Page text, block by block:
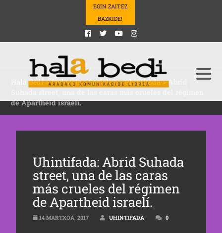
EGIN ZAITEZ
BAZKIDE!
Hala Bedi>Podcasts>Sozialak>uhintifada>Abrid
de Apartheid israelí.
Uhintifada: Abrid Suhada
street, una de las caras
más crueles del régimen
de Apartheid israelí.
14 MARTXOA, 2017 UHINTIFADA 0